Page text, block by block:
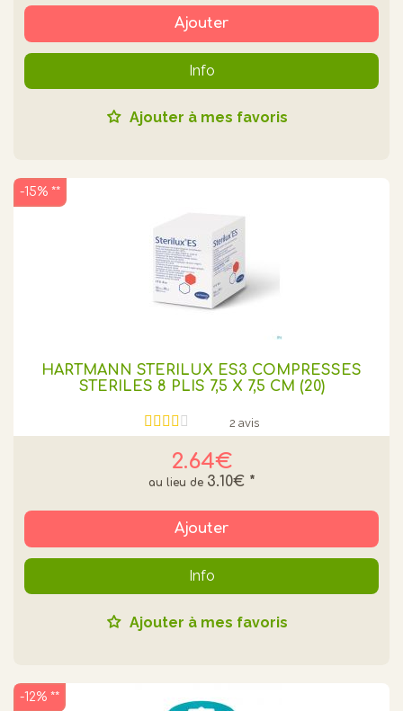
Ajouter
Info
Ajouter à mes favoris
HARTMANN STERILUX ES3 COMPRESSES
STERILES 8 PLIS 7,5 X 7,5 CM (20)
2 avis
2.64€
3.10€ *
-15% **
Ajouter
Info
Ajouter à mes favoris
-12% **